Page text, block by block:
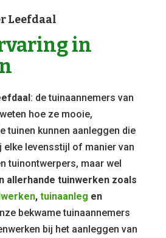
Leefdaal
in
: de tuinaannemers van
hoe ze mooie,
tuinen kunnen aanleggen die
elke levensstijl of manier van
tuinontwerpers, maar wel
allerhande tuinwerken zoals
, tuinaanleg en
bekwame tuinaannemers
bij het aanleggen van